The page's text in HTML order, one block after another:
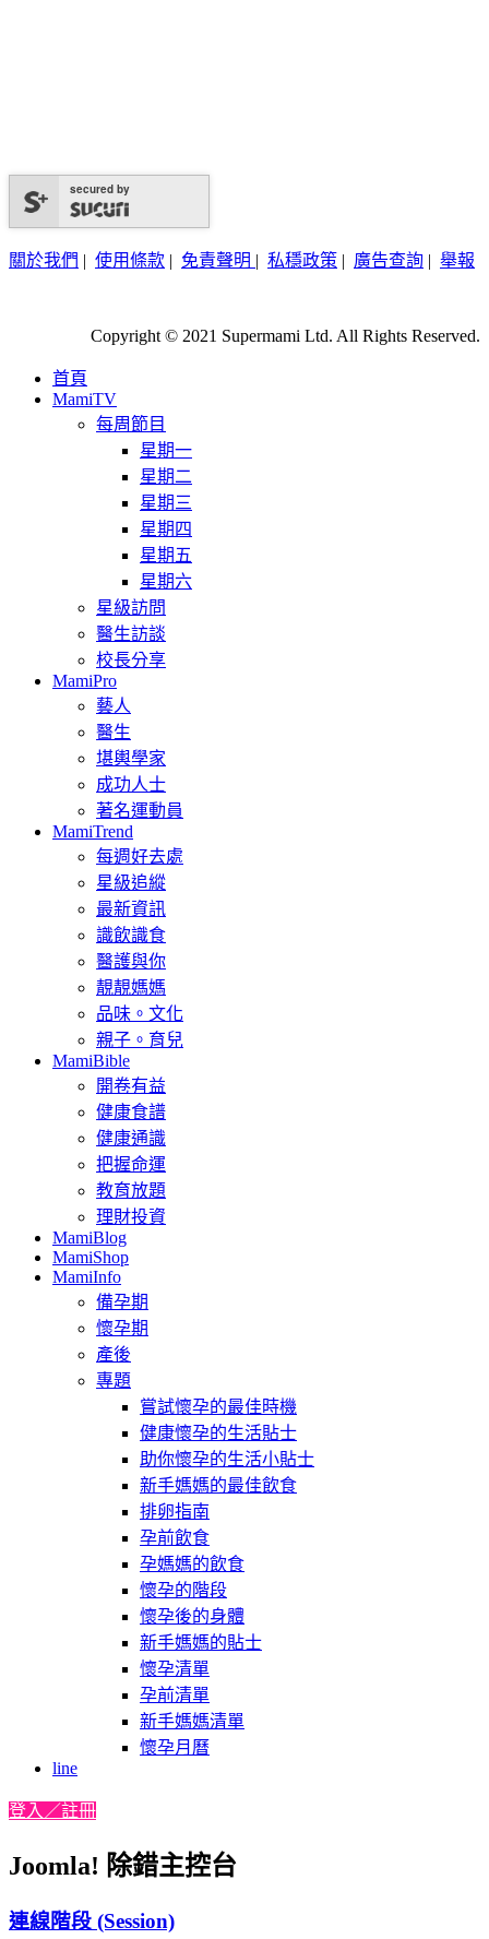
secured by
關於我們 | 使用條款 | 免責聲明 | 私穩政策 | 廣告查詢 | 舉報
Copyright © 2021 Supermami Ltd. All Rights Reserved.
首頁
MamiTV
每周節目
星期一
星期二
星期三
星期四
星期五
星期六
星級訪問
醫生訪談
校長分享
MamiPro
藝人
醫生
堪輿學家
成功人士
著名運動員
MamiTrend
每週好去處
星級追縱
最新資訊
識飲識食
醫護與你
靚靚媽媽
品味。文化
親子。育兒
MamiBible
開卷有益
健康食譜
健康通識
把握命運
教育放題
理財投資
MamiBlog
MamiShop
MamiInfo
備孕期
懷孕期
產後
專題
嘗試懷孕的最佳時機
健康懷孕的生活貼士
助你懷孕的生活小貼士
新手媽媽的最佳飲食
排卵指南
孕前飲食
孕媽媽的飲食
懷孕的階段
懷孕後的身體
新手媽媽的貼士
懷孕清單
孕前清單
新手媽媽清單
懷孕月曆
line
登入／註冊
Joomla! 除錯主控台
連線階段 (Session)